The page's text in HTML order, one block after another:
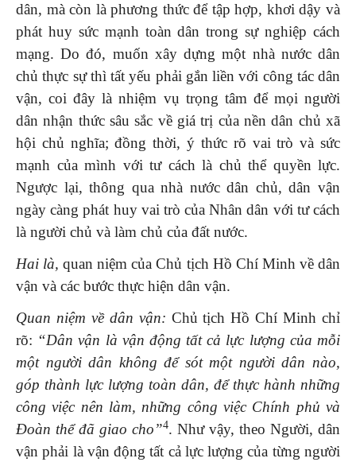
dân, mà còn là phương thức để tập hợp, khơi dậy và
phát huy sức mạnh toàn dân trong sự nghiệp cách
mạng. Do đó, muốn xây dựng một nhà nước dân
chủ thực sự thì tất yếu phải gắn liền với công tác dân
vận, coi đây là nhiệm vụ trọng tâm để mọi người
dân nhận thức sâu sắc về giá trị của nền dân chủ xã
hội chủ nghĩa; đồng thời, ý thức rõ vai trò và sức
mạnh của mình với tư cách là chủ thể quyền lực.
Ngược lại, thông qua nhà nước dân chủ, dân vận
ngày càng phát huy vai trò của Nhân dân với tư cách
là người chủ và làm chủ của đất nước.
Hai là,quan niệm của Chủ tịch Hồ Chí Minh về dân
vận và các bước thực hiện dân vận.
Quan niệm về dân vận: Chủ tịch Hồ Chí Minh chỉ
rõ: “Dân vận là vận động tất cả lực lượng của mỗi
một người dân không để sót một người dân nào,
góp thành lực lượng toàn dân, để thực hành những
công việc nên làm, những công việc Chính phủ và
Ðoàn thể đã giao cho”4. Như vậy, theo Người, dân
vận phải là vận động tất cả lực lượng của từng người